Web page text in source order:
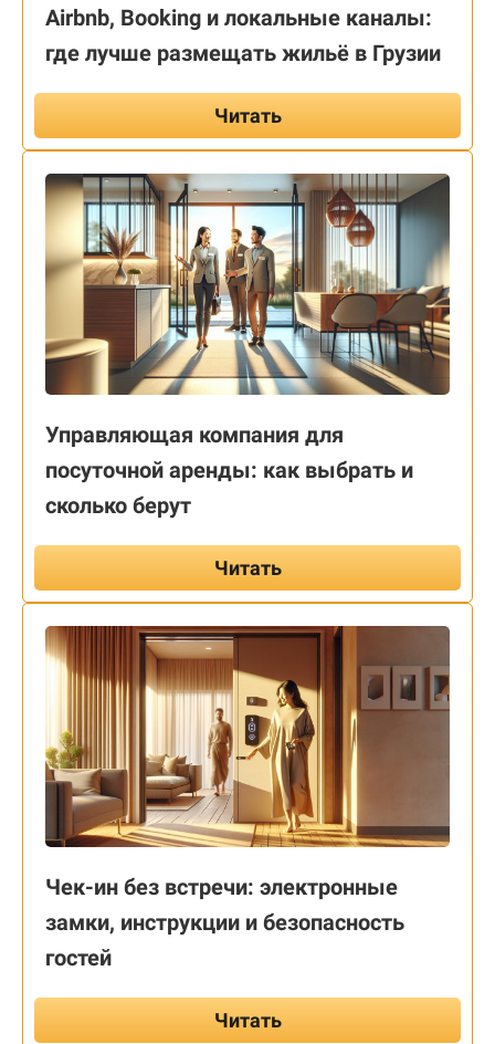
Airbnb, Booking и локальные каналы:
где лучше размещать жильё в Грузии
Читать
Управляющая компания для
посуточной аренды: как выбрать и
сколько берут
Читать
Чек-ин без встречи: электронные
замки, инструкции и безопасность
гостей
Читать